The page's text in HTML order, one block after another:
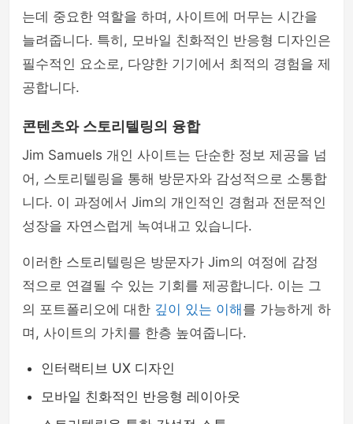
는데 중요한 역할을 하며, 사이트에 머무는 시간을
늘려줍니다. 특히, 모바일 친화적인 반응형 디자인은
필수적인 요소로, 다양한 기기에서 최적의 경험을 제
공합니다.
콘텐츠와 스토리텔링의 융합
Jim Samuels 개인 사이트는 단순한 정보 제공을 넘
어, 스토리텔링을 통해 방문자와 감성적으로 소통합
니다. 이 과정에서 Jim의 개인적인 경험과 전문적인
성장을 자연스럽게 녹여내고 있습니다.
이러한 스토리텔링은 방문자가 Jim의 여정에 감정
적으로 연결될 수 있는 기회를 제공합니다. 이는 그
의 포트폴리오에 대한 깊이 있는 이해 를 가능하게 하
며, 사이트의 가치를 한층 높여줍니다.
인터랙티브 UX 디자인
모바일 친화적인 반응형 레이아웃